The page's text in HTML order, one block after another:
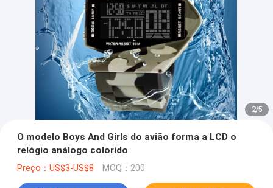
2/5
O modelo Boys And Girls do avião forma a LCD o
relógio análogo colorido
Preço：US$3-US$8 MOQ：200